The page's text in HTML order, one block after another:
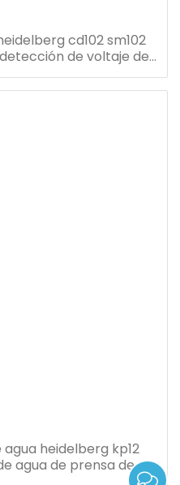
heidelberg cd102 sm102
de voltaje de
gnt7051052r1
heidelberg kp12
agua de prensa de